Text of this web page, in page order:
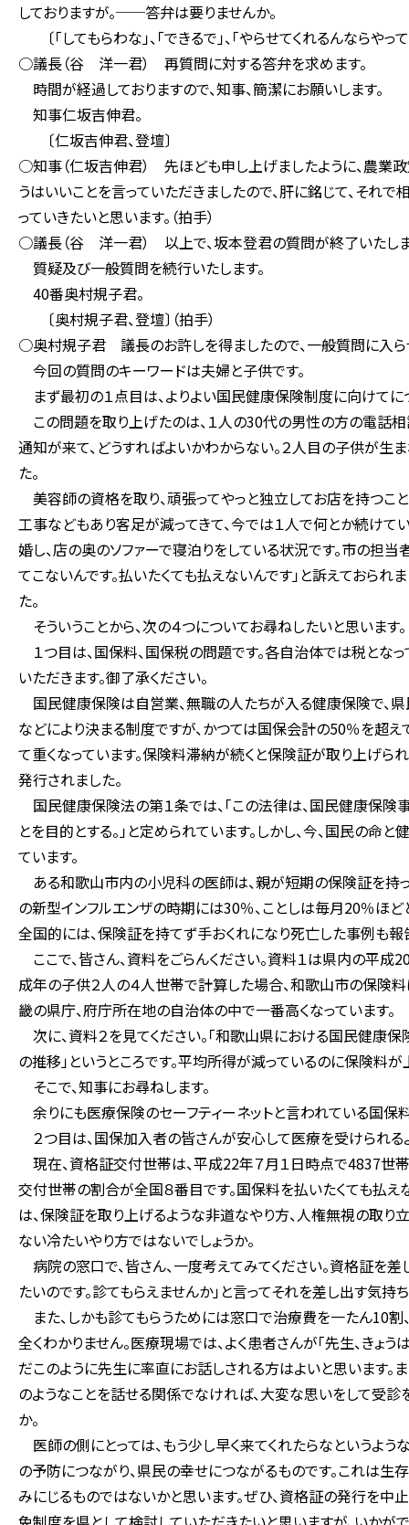
しておりますが。──答弁は要りませんか。
〔「してもらわな」、「できるで」、「やらせてくれるんならや
○議長（谷 洋一君） 再質問に対する答弁を求めます。
時間が経過しておりますので、知事、簡潔にお願いします。
知事仁坂吉伸君。
〔仁坂吉伸君、登壇〕
○知事（仁坂吉伸君） 先ほども申し上げましたように、農業政
うはいいことを言っていただきましたので、肝に銘じて、それ
っていきたいと思います。（拍手）
○議長（谷 洋一君） 以上で、坂本登君の質問が終了いたしま
質疑及び一般質問を続行いたします。
40番奥村規子君。
〔奥村規子君、登壇〕（拍手）
○奥村規子君 議長のお許しを得ましたので、一般質問に入ら
今回の質問のキーワードは夫婦と子供です。
まず最初の１点目は、よりよい国民健康保険制度に向けてに
この問題を取り上げたのは、１人の30代の男性の方の電話
通知が来て、どうすればよいかわからない。２人目の子供が生
た。
美容師の資格を取り、頑張ってやっと独立してお店を持つこ
工事などもあり客足が減ってきて、今では１人で何とか続けて
婚し、店の奥のソファーで寝泊りをしている状況です。市の担
てこないんです。払いたくても払えないんです」と訴えておられ
た。
そういうことから、次の４つについてお尋ねしたいと思います。
１つ目は、国保料、国保税の問題です。各自治体では税とな
いただきます。御了承ください。
国民健康保険は自営業、無職の人たちが入る健康保険で、
などにより決まる制度ですが、かつては国保会計の50％を超
て重くなっています。保険料滞納が続くと保険証が取り上げ
発行されました。
国民健康保険法の第１条では、「この法律は、国民健康保
とを目的とする。」と定められています。しかし、今、国民の
ています。
ある和歌山市内の小児科の医師は、親が短期の保険証を持
の新型インフルエンザの時期には30％、ことしは毎月20％ほど
全国的には、保険証を持てず手おくれになり死亡した事例も報
ここで、皆さん、資料をごらんください。資料１は県内の平
成年の子供２人の４人世帯で計算した場合、和歌山市の保険
畿の県庁、府庁所在地の自治体の中で一番高くなっています。
次に、資料２を見てください。「和歌山県における国民健康
の推移」というところです。平均所得が減っているのに保険料が
そこで、知事にお尋ねします。
余りにも医療保険のセーフティーネットと言われている国保
２つ目は、国保加入者の皆さんが安心して医療を受けられる
現在、資格証交付世帯は、平成22年７月１日時点で4837世
交付世帯の割合が全国８番目です。国保料を払いたくても払え
は、保険証を取り上げるような非道なやり方、人権無視の取り
ない冷たいやり方ではないでしょうか。
病院の窓口で、皆さん、一度考えてみてください。資格証を
たいのです。診てもらえませんか」と言ってそれを差し出す気持
また、しかも診てもらうためには窓口で治療費を一たん10
全くわかりません。医療現場では、よく患者さんが「先生、き
だこのように先生に率直にお話しされる方はよいと思います。
のようなことを話せる関係でなければ、大変な思いをして受診
か。
医師の側にとっては、もう少し早く来てくれたらなというよ
の予防につながり、県民の幸せにつながるものです。これは
みにじるものではないかと思います。ぜひ、資格証の発行を中